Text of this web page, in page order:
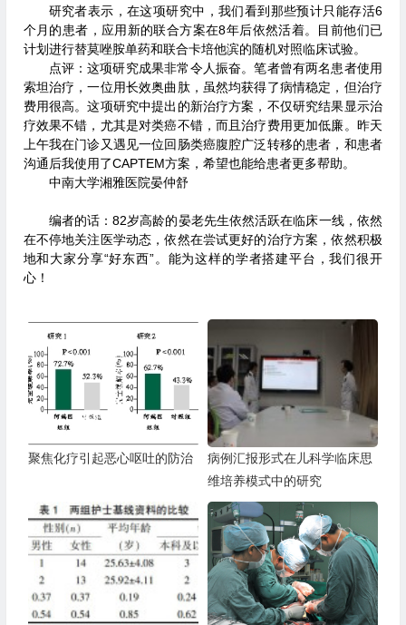
研究者表示，在这项研究中，我们看到那些预计只能存活6
个月的患者，应用新的联合方案在8年后依然活着。目前他们已
计划进行替莫唑胺单药和联合卡培他滨的随机对照临床试验。
点评：这项研究成果非常令人振奋。笔者曾有两名患者使用
索坦治疗，一位用长效奥曲肽，虽然均获得了病情稳定，但治疗
费用很高。这项研究中提出的新治疗方案，不仅研究结果显示治
疗效果不错，尤其是对类癌不错，而且治疗费用更加低廉。昨天
上午我在门诊又遇见一位回肠类癌腹腔广泛转移的患者，和患者
沟通后我使用了CAPTEM方案，希望也能给患者更多帮助。
中南大学湘雅医院晏仲舒
编者的话：82岁高龄的晏老先生依然活跃在临床一线，依然
在不停地关注医学动态，依然在尝试更好的治疗方案，依然积极
地和大家分享“好东西”。能为这样的学者搭建平台，我们很开
心！
聚焦化疗引起恶心呕吐的防治
病例汇报形式在儿科学临床思
维培养模式中的研究